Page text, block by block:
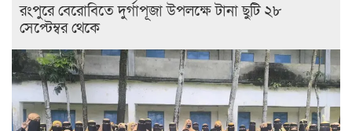
রংপুরে বেরোবিতে দুর্গাপূজা উপলক্ষে টানা ছুটি ২৮
সেপ্টেম্বর থেকে